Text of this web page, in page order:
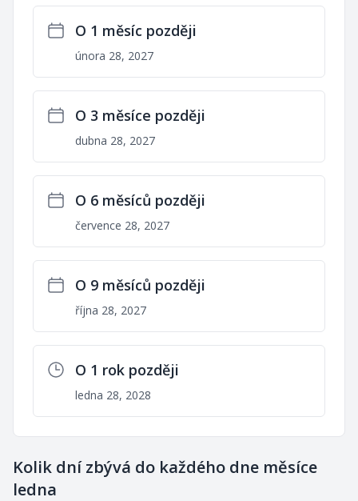
O 1 měsíc později
února 28, 2027
O 3 měsíce později
dubna 28, 2027
O 6 měsíců později
července 28, 2027
O 9 měsíců později
října 28, 2027
O 1 rok později
ledna 28, 2028
Kolik dní zbývá do každého dne měsíce
ledna